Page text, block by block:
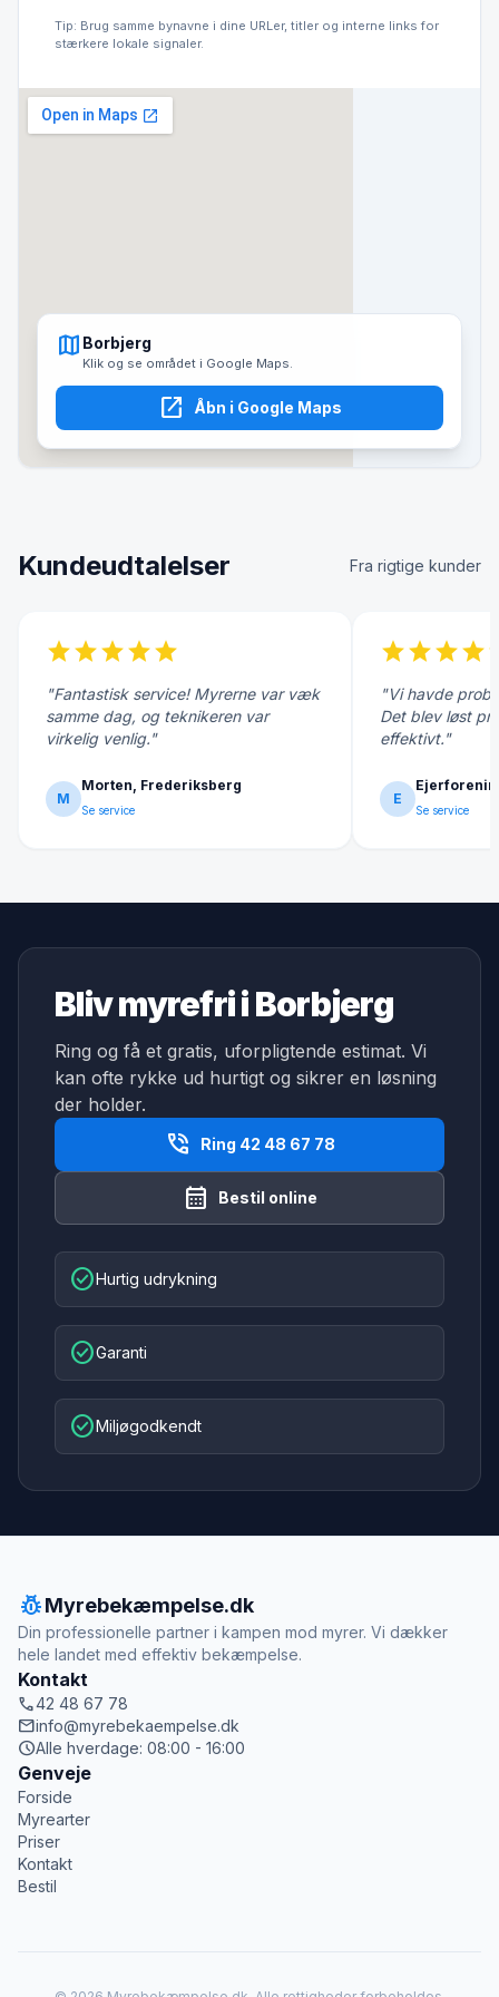
Tip: Brug samme bynavne i dine URLer, titler og interne links for
stærkere lokale signaler.
map Borbjerg
Klik og se området i Google Maps.
open_in_new Åbn i Google Maps
Kundeudtalelser Fra rigtige kunder
starstarstarstarstar
"Fantastisk service! Myrerne var væk
samme dag, og teknikeren var
virkelig venlig."
M
Morten, Frederiksberg
Se service
starstarstarstar
"Vi havde
Det blev løst
effektivt."
E
Se service
Bliv myrefri i Borbjerg
Ring og få et gratis, uforpligtende estimat. Vi
kan ofte rykke ud hurtigt og sikrer en løsning
der holder.
phone_in_talk Ring 42 48 67 78
calendar_month Bestil online
check_circleHurtig udrykning
check_circleGaranti
check_circleMiljøgodkendt
pest_controlMyrebekæmpelse.dk
Din professionelle partner i kampen mod myrer. Vi dækker
hele landet med effektiv bekæmpelse.
Kontakt
call42 48 67 78
mailinfo@myrebekaempelse.dk
scheduleAlle hverdage: 08:00 - 16:00
Genveje
Forside
Myrearter
Priser
Kontakt
Bestil